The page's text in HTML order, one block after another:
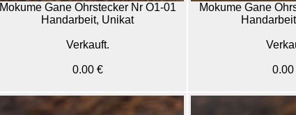
Mokume Gane Ohrstecker Nr O1-01
Handarbeit, Unikat
Verkauft.
0.00 €
Mokume Gane
0.00